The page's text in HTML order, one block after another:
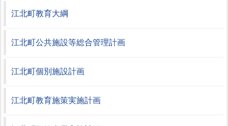
江北町教育大綱
江北町公共施設等総合管理計画
江北町個別施設計画
江北町教育施策実施計画